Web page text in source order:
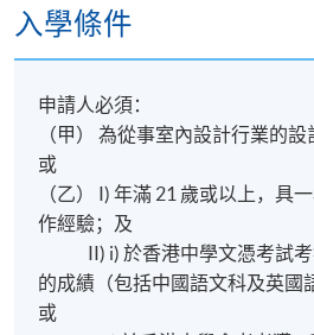
入學條件
申請人必須：
（甲） 為從事室內設計行業的設
或
（乙） I) 年滿 21 歲或以上，具
作經驗；及
II) i) 於香港中學文憑考試考
的成績（包括中國語文科及英國
或